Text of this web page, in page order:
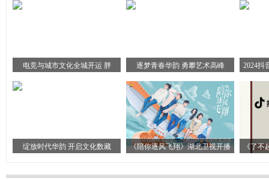
电竞与城市文化全城开运 胖 逐梦青春华韵 勇攀艺术高峰 2024抖
绽放时代华韵 开启文化数藏 《陪你逐风飞翔》湖北卫视开播 《了